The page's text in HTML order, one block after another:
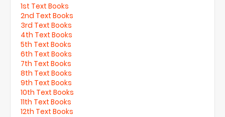
1st Text Books
2nd Text Books
3rd Text Books
4th Text Books
5th Text Books
6th Text Books
7th Text Books
8th Text Books
9th Text Books
10th Text Books
11th Text Books
12th Text Books